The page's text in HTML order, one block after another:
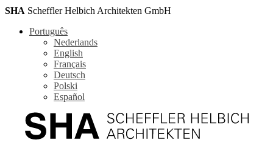
SHA Scheffler Helbich Architekten GmbH
Português
Nederlands
English
Français
Deutsch
Polski
Español